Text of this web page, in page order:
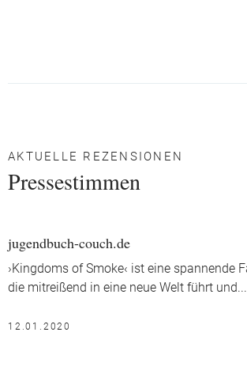
AKTUELLE REZENSIONEN
Pressestimmen
jugendbuch-couch.de
›Kingdoms of Smoke‹ ist eine spannende
die mitreißend in eine neue Welt führt und...
12.01.2020